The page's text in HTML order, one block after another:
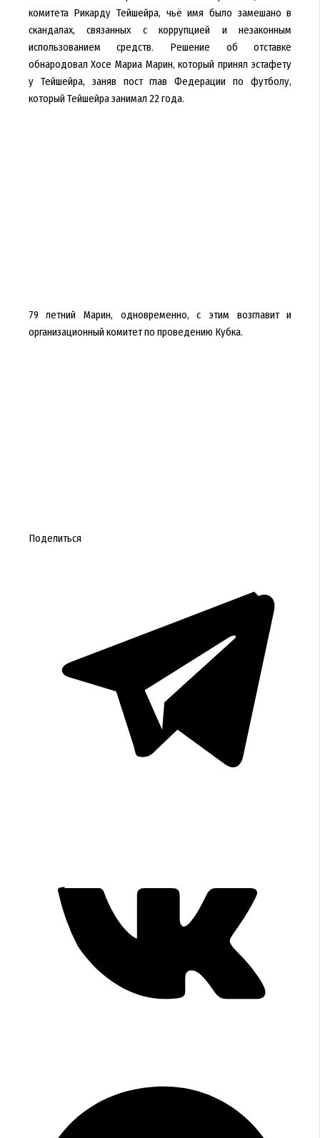
комитета Рикарду Тейшейра, чьё имя было замешано в
скандалах, связанных с коррупцией и незаконным
использованием средств. Решение об отставке
обнародовал Хосе Мариа Марин, который принял эстафету
у Тейшейра, заняв пост глав Федерации по футболу,
который Тейшейра занимал 22 года.
79 летний Марин, одновременно, с этим возглавит и
организационный комитет по проведению Кубка.
Поделиться